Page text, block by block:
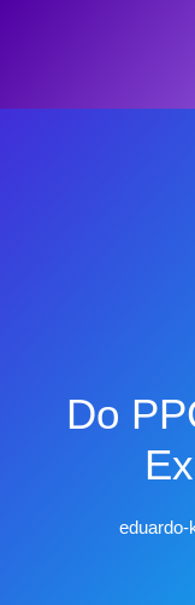
Do
eduardo-